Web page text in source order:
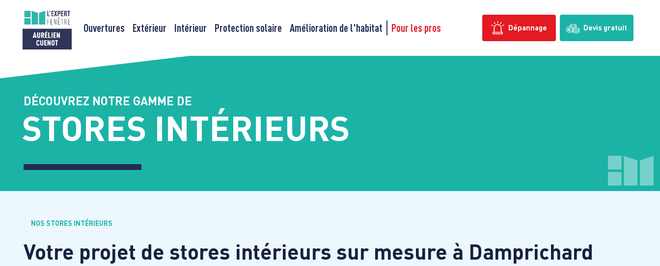
Dépannage Devis gratuit
Ouvertures Extérieur Intérieur Protection solaire Amélioration de l'habitat Pour les pros
DÉCOUVREZ NOTRE GAMME DE
STORES INTÉRIEURS
NOS STORES INTÉRIEURS
Votre projet de stores intérieurs sur mesure à Damprichard